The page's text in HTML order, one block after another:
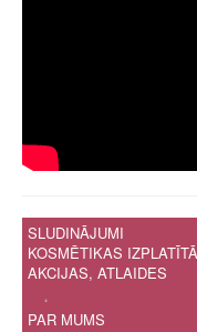
SLUDINĀJUMI
KOSMĒTIKAS
AKCIJAS, ATLAIDES
.
PAR MUMS